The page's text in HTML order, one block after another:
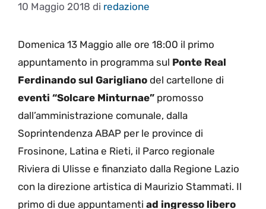
10 Maggio 2018 di redazione
Domenica 13 Maggio alle ore 18:00 il primo
appuntamento in programma sul Ponte Real
Ferdinando sul Garigliano del cartellone di
eventi “Solcare Minturnae” promosso
dall’amministrazione comunale, dalla
Soprintendenza ABAP per le province di
Frosinone, Latina e Rieti, il Parco regionale
Riviera di Ulisse e finanziato dalla Regione Lazio
con la direzione artistica di Maurizio Stammati. Il
primo di due appuntamenti ad ingresso libero